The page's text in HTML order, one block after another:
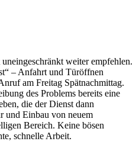
weiter empfehlen.
– Anfahrt und Türöffnen
am Freitag Spätnachmittag.
des Problems bereits eine
die der Dienst dann
und Einbau von neuem
Bereich. Keine bösen
schnelle Arbeit.